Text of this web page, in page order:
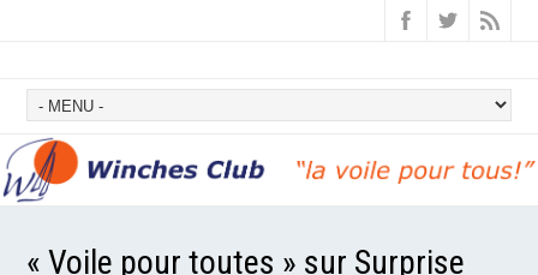
« Voile pour toutes » sur Surprise